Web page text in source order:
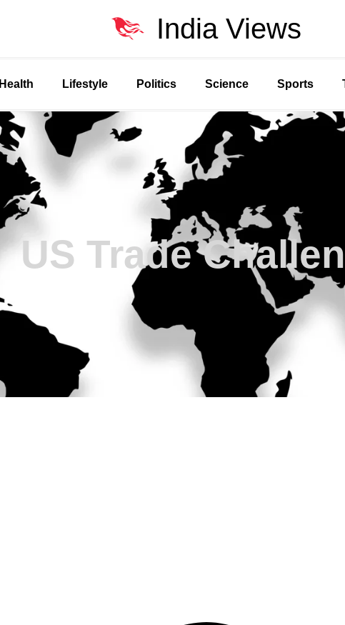
India Views
Health Lifestyle Politics Science Sports
US Trade